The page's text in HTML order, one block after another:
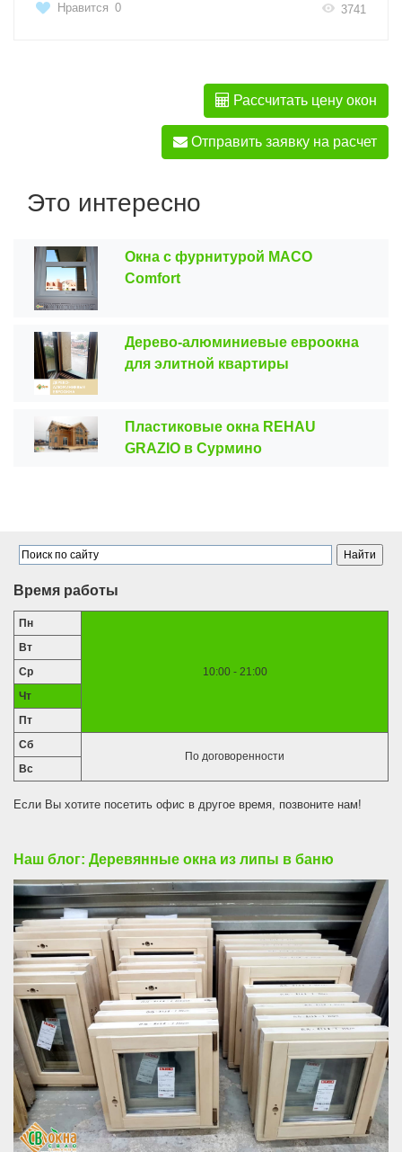
Нравится 0 3741
Рассчитать цену окон
Отправить заявку на расчет
Это интересно
Окна с фурнитурой MACO
Comfort
Дерево-алюминиевые евроокна
для элитной квартиры
Пластиковые окна REHAU
GRAZIO в Сурмино
Время работы
Пн
10:00 - 21:00
Вт
Ср
Чт
Пт
Сб
По договоренности
Вс
Если Вы хотите посетить офис в другое время, позвоните нам!
Наш блог: Деревянные окна из липы в баню